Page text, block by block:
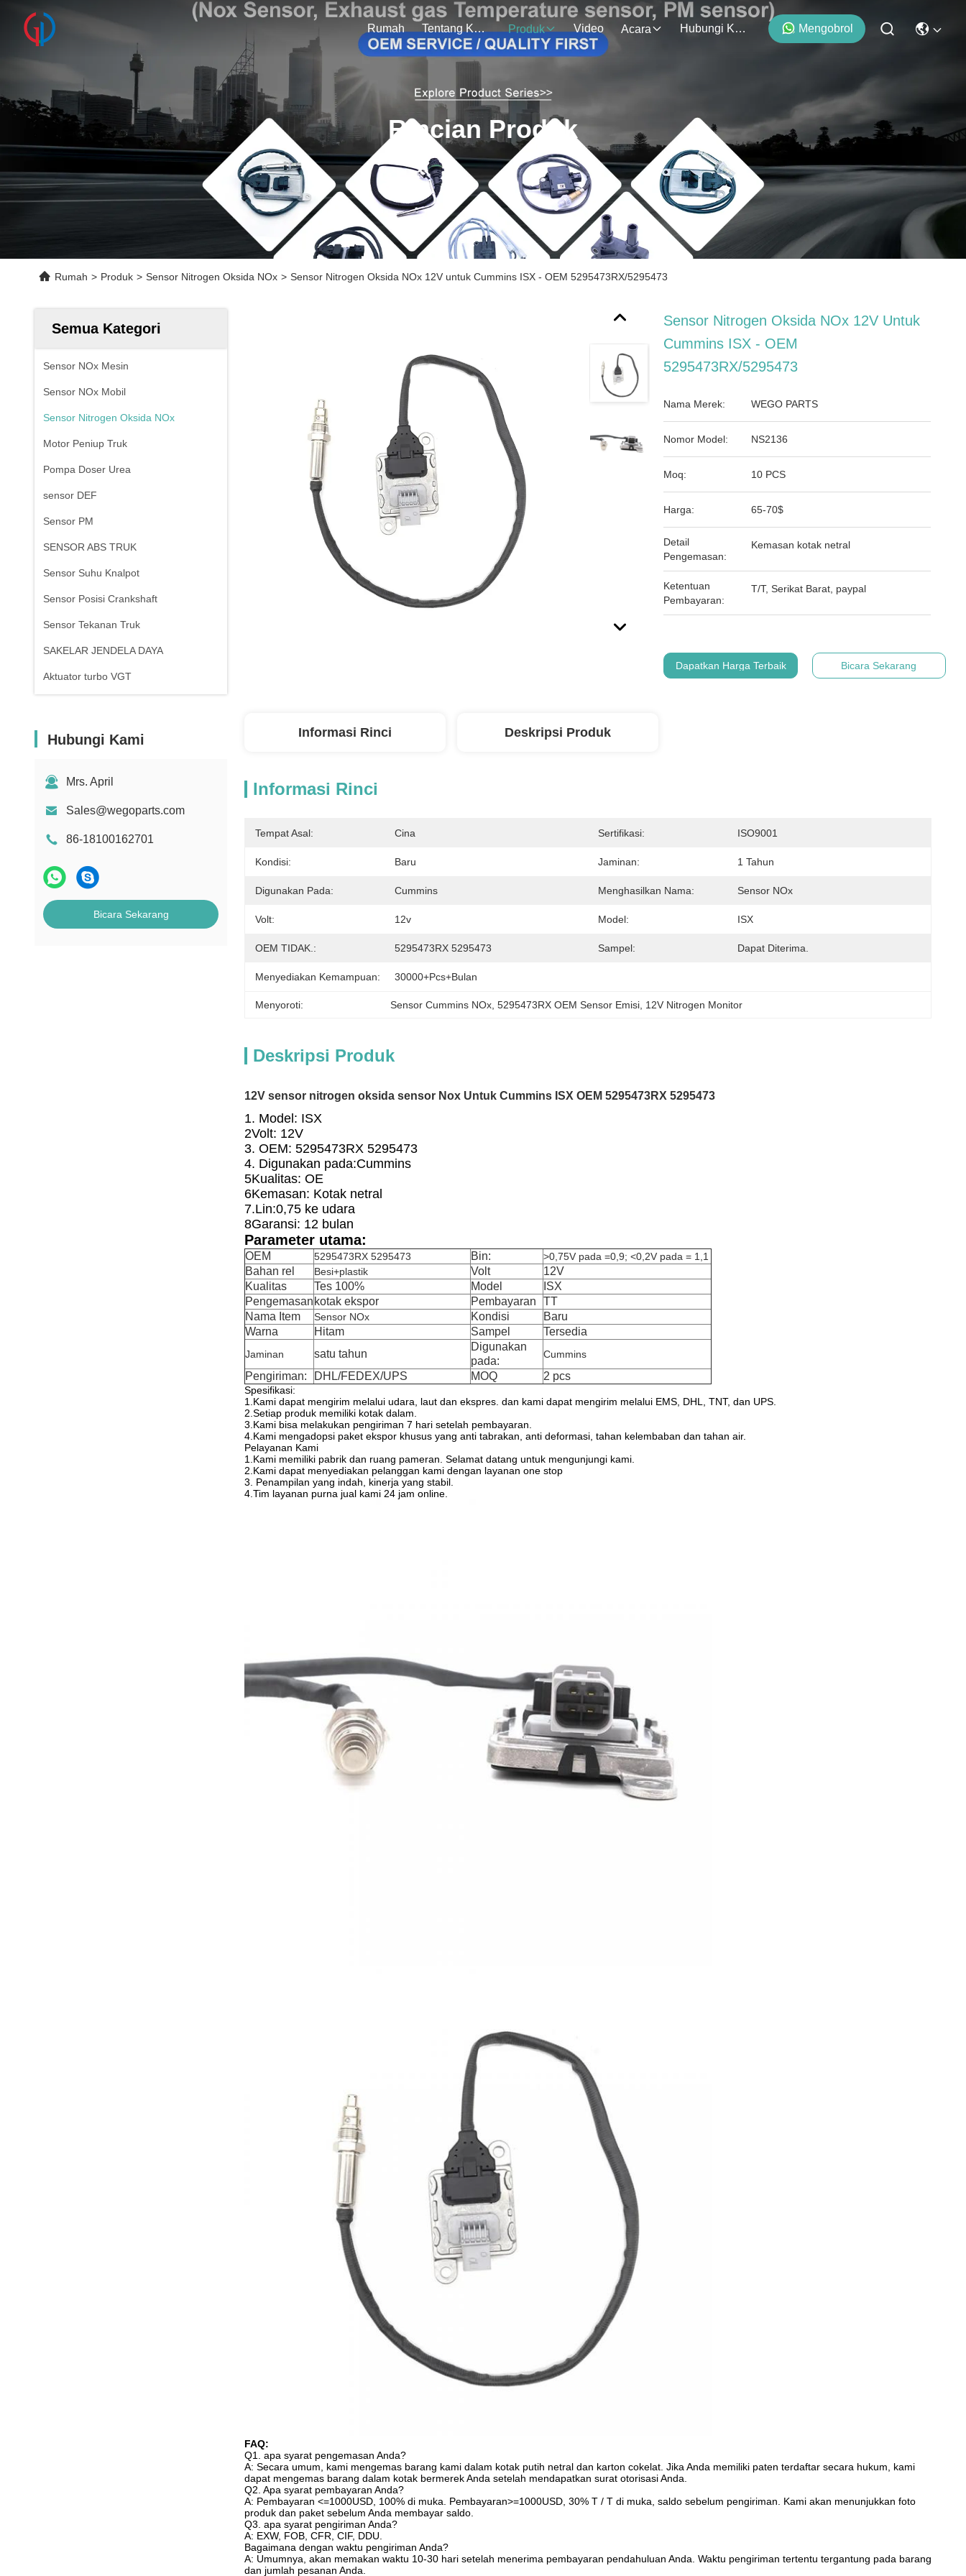
Rumah Tentang Kami Produk Video Acara Hubungi Kami Mengobrol
Rincian Produk
Rumah > Produk > Sensor Nitrogen Oksida NOx > Sensor Nitrogen Oksida NOx 12V untuk Cummins ISX - OEM 5295473RX/5295473
Semua Kategori
Sensor NOx Mesin
Sensor NOx Mobil
Sensor Nitrogen Oksida NOx
Motor Peniup Truk
Pompa Doser Urea
sensor DEF
Sensor PM
SENSOR ABS TRUK
Sensor Suhu Knalpot
Sensor Posisi Crankshaft
Sensor Tekanan Truk
SAKELAR JENDELA DAYA
Aktuator turbo VGT
Hubungi Kami
Mrs. April
Sales@wegoparts.com
86-18100162701
Bicara Sekarang
Sensor Nitrogen Oksida NOx 12V Untuk
Cummins ISX - OEM
5295473RX/5295473
Nama Merek: WEGO PARTS
Nomor Model: NS2136
Moq: 10 PCS
Harga: 65-70$
Detail
Pengemasan:
Kemasan kotak netral
Ketentuan
Pembayaran:
T/T, Serikat Barat, paypal
Dapatkan Harga Terbaik Bicara Sekarang
Informasi Rinci Deskripsi Produk
Informasi Rinci
Tempat Asal: Cina Sertifikasi: ISO9001
Kondisi: Baru Jaminan: 1 Tahun
Digunakan Pada: Cummins Menghasilkan Nama: Sensor NOx
Volt: 12v Model: ISX
OEM TIDAK.: 5295473RX 5295473 Sampel: Dapat Diterima.
Menyediakan Kemampuan: 30000+Pcs+Bulan
Menyoroti: Sensor Cummins NOx , 5295473RX OEM Sensor Emisi 12V Nitrogen Monitor
Deskripsi Produk
12V sensor nitrogen oksida sensor Nox Untuk Cummins ISX OEM 5295473RX 5295473
1. Model: ISX
2Volt: 12V
3. OEM: 5295473RX 5295473
4. Digunakan pada:Cummins
5Kualitas: OE
6Kemasan: Kotak netral
7.Lin:0,75 ke udara
8Garansi: 12 bulan
Parameter utama:
OEM 5295473RX 5295473 Bin: >0,75V pada =0,9; <0,2V pada = 1,1
Bahan rel Besi+plastik Volt
12V
Kualitas
Tes 100% Model
ISX
Pengemasan kotak ekspor Pembayaran
TT
Nama Item
Sensor NOx Kondisi
Baru
Warna
Hitam Sampel Tersedia
Jaminan satu tahun
Digunakan
pada:
Cummins
Pengiriman: DHL/FEDEX/UPS MOQ 2 pcs
Spesifikasi:
1. Kami dapat mengirim melalui udara, laut dan ekspres. dan kami dapat mengirim melalui EMS, DHL, TNT, dan UPS.
2. Setiap produk memiliki kotak dalam.
3. Kami bisa melakukan pengiriman 7 hari setelah pembayaran.
4. Kami mengadopsi paket ekspor khusus yang anti tabrakan, anti deformasi, tahan kelembaban dan tahan air.
Pelayanan Kami
1. Kami memiliki pabrik dan ruang pameran. Selamat datang untuk mengunjungi kami.
2. Kami dapat menyediakan pelanggan kami dengan layanan one stop
3.
Penampilan yang indah, kinerja yang stabil.
4. Tim layanan purna jual kami 24 jam online.
FAQ:
Q1. apa syarat pengemasan Anda?
A: Secara umum, kami mengemas barang kami dalam kotak putih netral dan karton cokelat. Jika Anda memiliki paten terdaftar secara hukum, kami
dapat mengemas barang dalam kotak bermerek Anda setelah mendapatkan surat otorisasi Anda.
Q2. Apa syarat pembayaran Anda?
A: Pembayaran <=1000USD, 100% di muka. Pembayaran>=1000USD, 30% T / T di muka, saldo sebelum pengiriman. Kami akan menunjukkan foto
produk dan paket sebelum Anda membayar saldo.
Q3. apa syarat pengiriman Anda?
A: EXW, FOB, CFR, CIF, DDU.
Bagaimana dengan waktu pengiriman Anda?
A: Umumnya, akan memakan waktu 10-30 hari setelah menerima pembayaran pendahuluan Anda. Waktu pengiriman tertentu tergantung pada barang
dan jumlah pesanan Anda.